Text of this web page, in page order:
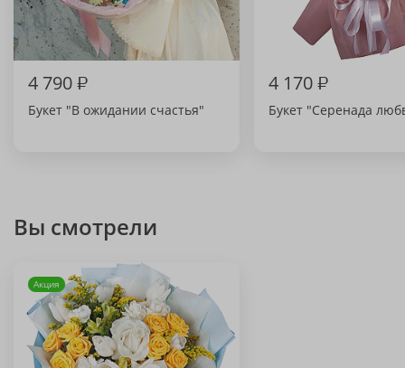
4 790₽
Букет "В ожидании счастья"
4 170₽
Букет "Серенада
Вы смотрели
Акция